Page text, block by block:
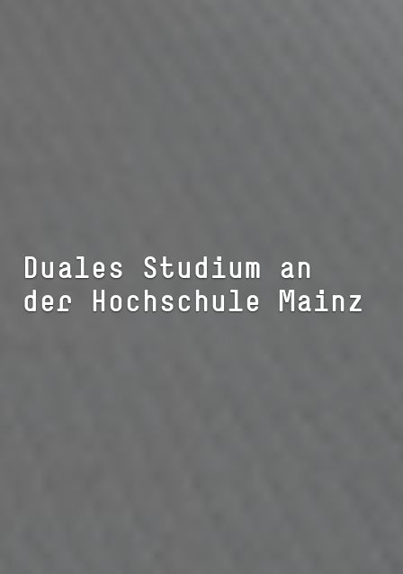
Duales Studium an
der Hochschule Mainz